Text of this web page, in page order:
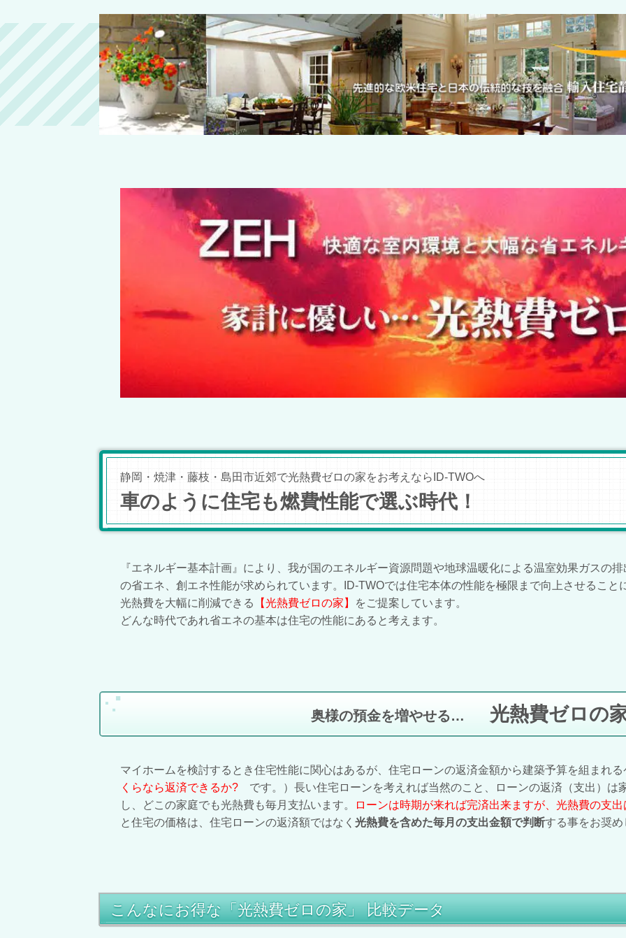
静岡・焼津・藤枝・島田市近郊で光熱費ゼロの家をお考えならID-TWOへ
車のように住宅も燃費性能で選ぶ時代！
『エネルギー基本計画』により、我が国のエネルギー資源問題や地球温暖化による温室効果ガスの
の省エネ、創エネ性能が求められています。ID-TWOでは住宅本体の性能を極限まで向上させること
光熱費を大幅に削減できる
【光熱費ゼロの家】
をご提案しています。
どんな時代であれ省エネの基本は住宅の性能にあると考えます。
奥様の預金を増やせる… 光熱費ゼロの
マイホームを検討するとき住宅性能に関心はあるが、住宅ローンの返済金額から建築予算を組まれ
くらなら返済できるか? です。）長い住宅ローンを考えれば当然のこと、ローンの返済（支出）は
し、どこの家庭でも光熱費も毎月支払います。
ローンは時期が来れば完済出来ますが、光熱費の支
と住宅の価格は、住宅ローンの返済額ではなく 光熱費を含めた毎月の支出金額で判断する事をお奨め
こんなにお得な「光熱費ゼロの家」 比較データ